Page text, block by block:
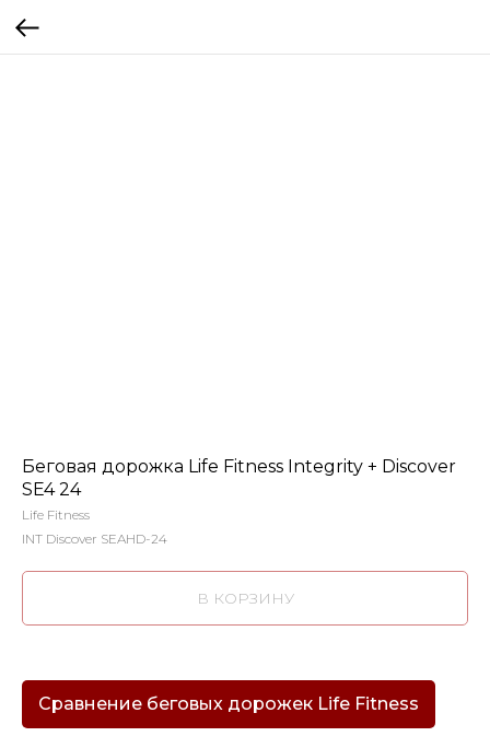
Беговая дорожка Life Fitness Integrity + Discover
SE4 24
Life Fitness
INT Discover SEAHD-24
В КОРЗИНУ
Сравнение беговых дорожек Life Fitness